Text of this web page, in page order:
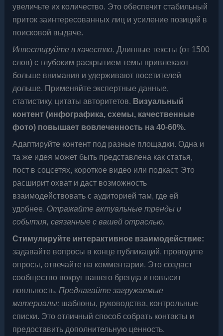
увеличьте их количество. Это обеспечит стабильный
приток заинтересованных лиц и усиление позиций в
поисковой выдаче.
Инвестируйте в качество. Длинные тексты (от 1500
слов) с глубоким раскрытием темы привлекают
больше внимания и удерживают посетителей
дольше. Применяйте экспертные данные,
статистику, цитаты авторитетов. Визуальный
контент (инфографика, схемы, качественные
фото) повышает вовлеченность на 40-60%.
Адаптируйте контент под разные площадки. Одна и
та же идея может быть представлена как статья,
пост в соцсетях, короткое видео или подкаст. Это
расширит охват и даст возможность
взаимодействовать с аудиторией там, где ей
удобнее. Отражайте актуальные тренды и
события, связанные с вашей отраслью.
Стимулируйте интерактивное взаимодействие:
задавайте вопросы в конце публикаций, проводите
опросы, отвечайте на комментарии. Это создаст
сообщество вокруг вашего бренда и повысит
лояльность. Предлагайте загружаемые
материалы:шаблоны, руководства, контрольные
списки. Это отличный способ собрать контакты и
предоставить дополнительную ценность.